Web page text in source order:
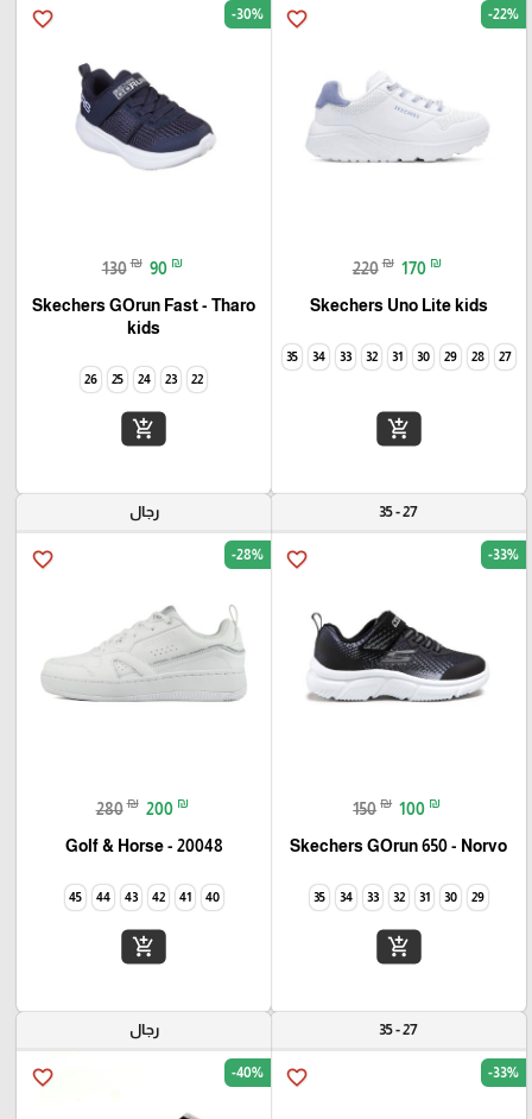
favorite_border -22%
220 ₪ 170 ₪
Skechers Uno Lite kids
27
28
29
30
31
32
33
34
35
add_shopping_cart
favorite_border -30%
130 ₪ 90 ₪
Skechers GOrun Fast - Tharo
kids
22
23
24
25
26
add_shopping_cart
27 - 35
favorite_border -33%
150 ₪ 100 ₪
Skechers GOrun 650 - Norvo
29
30
31
32
33
34
35
add_shopping_cart
رجال
favorite_border -28%
280 ₪ 200 ₪
Golf & Horse - 20048
40
41
42
43
44
45
add_shopping_cart
27 - 35
favorite_border -33%
رجال
favorite_border -40%